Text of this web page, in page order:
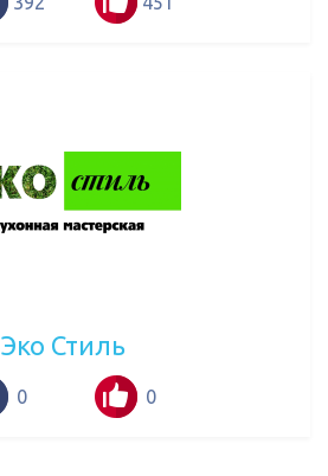
Эко Стиль
0 0